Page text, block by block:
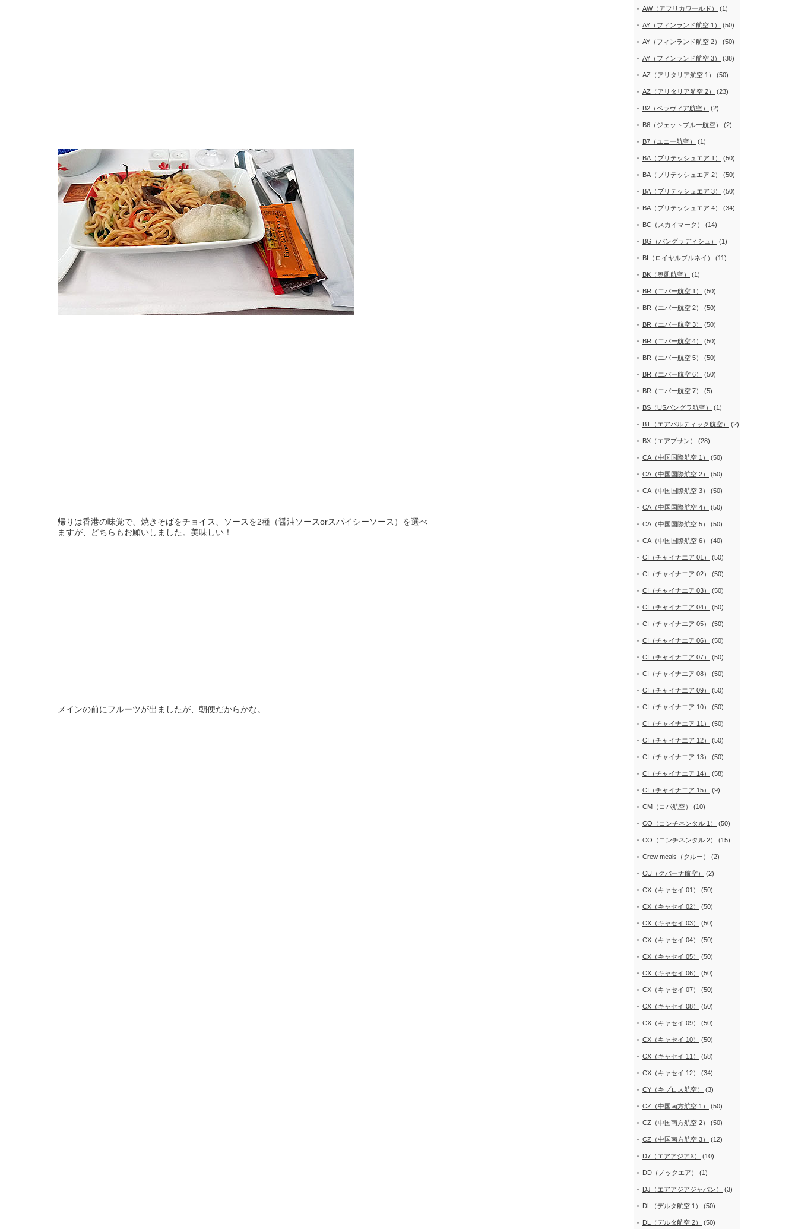
帰りは香港の味覚で、焼きそばをチョイス、ソースを2種（醤油ソースorスパイシーソース）を選べ
ますが、どちらもお願いしました。美味しい！
メインの前にフルーツが出ましたが、朝便だからかな。
AW（アフリカワールド） (1)
AY（フィンランド航空 1） (50)
AY（フィンランド航空 2） (50)
AY（フィンランド航空 3） (38)
AZ（アリタリア航空 1） (50)
AZ（アリタリア航空 2） (23)
B2（ベラヴィア航空） (2)
B6（ジェットブルー航空） (2)
B7（ユニー航空） (1)
BA（ブリテッシュエア 1） (50)
BA（ブリテッシュエア 2） (50)
BA（ブリテッシュエア 3） (50)
BA（ブリテッシュエア 4） (34)
BC（スカイマーク） (14)
BG（バングラディシュ） (1)
BI（ロイヤルブルネイ） (11)
BK（奥凱航空） (1)
BR（エバー航空 1） (50)
BR（エバー航空 2） (50)
BR（エバー航空 3） (50)
BR（エバー航空 4） (50)
BR（エバー航空 5） (50)
BR（エバー航空 6） (50)
BR（エバー航空 7） (5)
BS（USバングラ航空） (1)
BT（エアバルティック航空） (2)
BX（エアプサン） (28)
CA（中国国際航空 1） (50)
CA（中国国際航空 2） (50)
CA（中国国際航空 3） (50)
CA（中国国際航空 4） (50)
CA（中国国際航空 5） (50)
CA（中国国際航空 6） (40)
CI（チャイナエア 01） (50)
CI（チャイナエア 02） (50)
CI（チャイナエア 03） (50)
CI（チャイナエア 04） (50)
CI（チャイナエア 05） (50)
CI（チャイナエア 06） (50)
CI（チャイナエア 07） (50)
CI（チャイナエア 08） (50)
CI（チャイナエア 09） (50)
CI（チャイナエア 10） (50)
CI（チャイナエア 11） (50)
CI（チャイナエア 12） (50)
CI（チャイナエア 13） (50)
CI（チャイナエア 14） (58)
CI（チャイナエア 15） (9)
CM（コパ航空） (10)
CO（コンチネンタル 1） (50)
CO（コンチネンタル 2） (15)
Crew meals（クルー） (2)
CU（クバーナ航空） (2)
CX（キャセイ 01） (50)
CX（キャセイ 02） (50)
CX（キャセイ 03） (50)
CX（キャセイ 04） (50)
CX（キャセイ 05） (50)
CX（キャセイ 06） (50)
CX（キャセイ 07） (50)
CX（キャセイ 08） (50)
CX（キャセイ 09） (50)
CX（キャセイ 10） (50)
CX（キャセイ 11） (58)
CX（キャセイ 12） (34)
CY（キプロス航空） (3)
CZ（中国南方航空 1） (50)
CZ（中国南方航空 2） (50)
CZ（中国南方航空 3） (12)
D7（エアアジアX） (10)
DD（ノックエア） (1)
DJ（エアアジアジャパン） (3)
DL（デルタ航空 1） (50)
DL（デルタ航空 2） (50)